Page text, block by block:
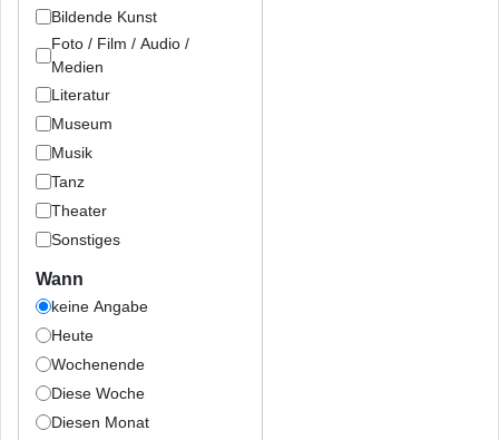
Bildende Kunst
Foto / Film / Audio /
Medien
Literatur
Museum
Musik
Tanz
Theater
Sonstiges
Wann
keine Angabe
Heute
Wochenende
Diese Woche
Diesen Monat